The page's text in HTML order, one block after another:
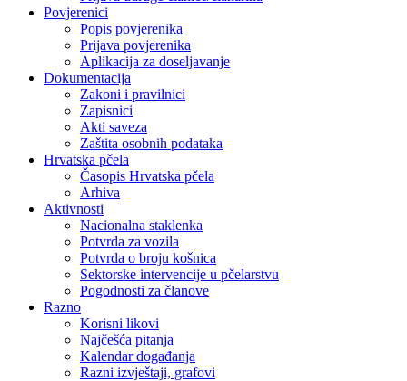
Povjerenici
Popis povjerenika
Prijava povjerenika
Aplikacija za doseljavanje
Dokumentacija
Zakoni i pravilnici
Zapisnici
Akti saveza
Zaštita osobnih podataka
Hrvatska pčela
Časopis Hrvatska pčela
Arhiva
Aktivnosti
Nacionalna staklenka
Potvrda za vozila
Potvrda o broju košnica
Sektorske intervencije u pčelarstvu
Pogodnosti za članove
Razno
Korisni likovi
Najčešća pitanja
Kalendar događanja
Razni izvještaji, grafovi